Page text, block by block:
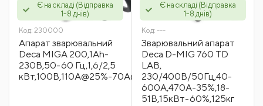
Є на складі (Відправка
1-8 днів)
Код: 230000
Апарат зварювальний
Decа MIGA 200,1Ah-
230В,50-60 Гц,1,6/2,5
кВт,100В,110A@25%-70A@60%,100A@25%,7,6кг
Є на складі (Відправка
1-8 днів)
Код: ---
Зварювальний апарат
Deca D-MIG 760 TD
LAB,
230/400В/50Гц,40-
600A,470А-35%,18-
51В,15кВт-60%,125кг